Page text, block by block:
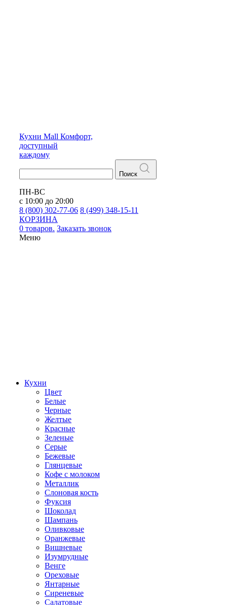
Кухни Mall Комфорт,
доступный
каждому
Поиск
ПН-ВС
с 10:00 до 20:00
8 (800) 302-77-06 8 (499) 348-15-11
КОРЗИНА
0 товаров. Заказать звонок
Меню
Кухни
Цвет
Белые
Черные
Желтые
Красные
Зеленые
Серые
Бежевые
Глянцевые
Кофе с молоком
Металлик
Слоновая кость
Фуксия
Шоколад
Шампань
Оливковые
Оранжевые
Вишневые
Изумрудные
Венге
Ореховые
Янтарные
Сиреневые
Салатовые